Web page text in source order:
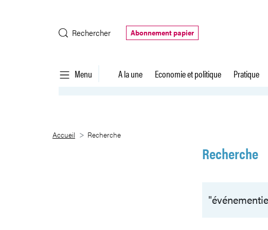
Rechercher
Abonnement papier
Menu A la une Economie et politique Pratique
Recherche
Accueil Recherche
Recherche